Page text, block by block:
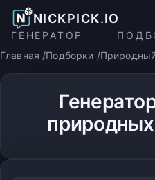
NICKPICK.IO
ГЕНЕРАТОР
Главная
Подборки